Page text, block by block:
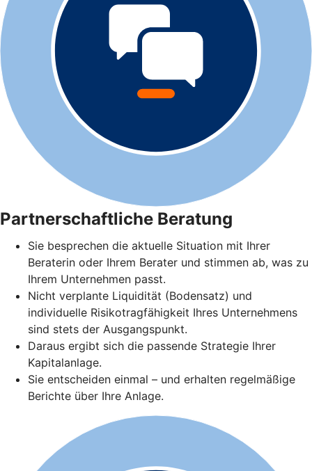
Partnerschaftliche Beratung
Sie besprechen die aktuelle Situation mit Ihrer
Beraterin oder Ihrem Berater und stimmen ab, was zu
Ihrem Unternehmen passt.
Nicht verplante Liquidität (Bodensatz) und
individuelle Risikotragfähigkeit Ihres Unternehmens
sind stets der Ausgangspunkt.
Daraus ergibt sich die passende Strategie Ihrer
Kapitalanlage.
Sie entscheiden einmal – und erhalten regelmäßige
Berichte über Ihre Anlage.